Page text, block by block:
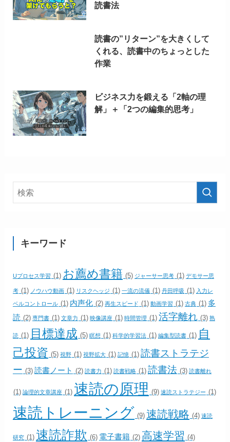
読書法
読書の”リターン”を大きくして
くれる、読書中のちょっとした
作業
ビジネス力を鍛える「2軸の理
解」＋「2つの編集的思考」
キーワード
Uプロセス学習 (1) お薦め書籍 (5) ジャーサー思考 (1) デモサー思
考 (1) ノウハウ動画 (1) リスクヘッジ (1) 一流の流儀 (1) 丹田呼吸 (1) 入力レ
ベルコントロール (1) 内声化 (2) 再生スピード (1) 動画学習 (1) 古典 (1) 多
読 (2) 専門書 (1) 文章力 (1) 映像講座 (1) 時間管理 (1) 活字離れ (3) 熟
読 (1) 目標達成 (5) 瞑想 (1) 科学的学習法 (1) 編集型読書 (1) 自
己投資 (5) 視野 (1) 視野拡大 (1) 記憶 (1) 読書ストラテジ
ー (3) 読書ノート (2) 読書力 (1) 読書戦略 (1) 読書法 (3) 読書離れ
(1) 論理的文章講座 (1) 速読の原理 (9) 速読ストラテジー (1)
速読トレーニング (9) 速読戦略 (4) 速読
研究 (1) 速読詐欺 (6) 電子書籍 (2) 高速学習 (4)